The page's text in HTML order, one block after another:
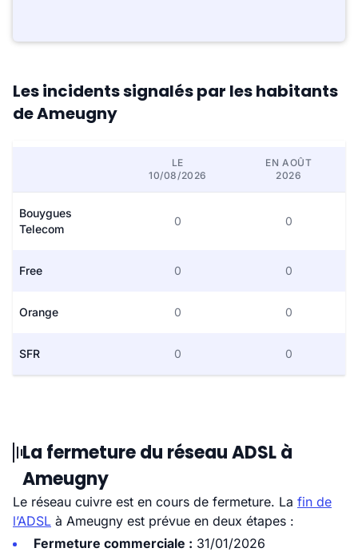
Les incidents signalés par les habitants
de Ameugny
LE
10/08/2026
EN AOÛT
2026
Bouygues
Telecom
0 0
Free 0 0
Orange 0 0
SFR 0 0
La fermeture du réseau ADSL à
Ameugny
Le réseau cuivre est en cours de fermeture. La fin de
l’ADSL à Ameugny est prévue en deux étapes :
Fermeture commerciale : 31/01/2026